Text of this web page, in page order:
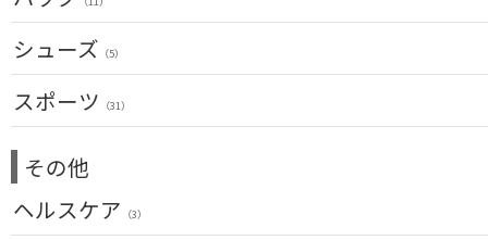
ユーティリティー
アイアンセット
アイアン単品
ウェッジ
パター
ゴルフバッグ
メンズ
スーツケース
シューズ （5）
アクセサリー
メンズ
スポーツ （31）
アウトドア
アクセサリー
その他
ヘルスケア （3）